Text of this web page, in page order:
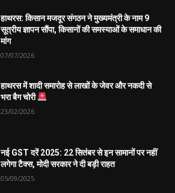
हाथरस: किसान मजदूर संगठन ने मुख्यमंत्री के नाम 9
सूत्रीय ज्ञापन सौंपा, किसानों की समस्याओं के समाधान की
मांग
07/07/2026
हाथरस में शादी समारोह से लाखों के जेवर और नकदी से
भरा बैग चोरी
23/02/2026
नई GST दरें 2025: 22 सितंबर से इन सामानों पर नहीं
लगेगा टैक्स, मोदी सरकार ने दी बड़ी राहत
05/09/2025